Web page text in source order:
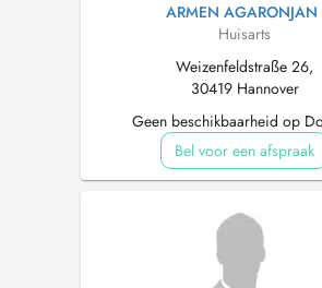
ARMEN AGARONJAN
Huisarts
Weizenfeldstraße 26,
30419 Hannover
Geen beschikbaarheid op
Bel voor een afspraak